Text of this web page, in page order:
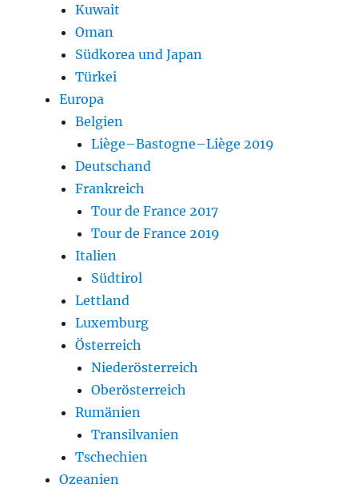
Kuwait
Oman
Südkorea und Japan
Türkei
Europa
Belgien
Liège–Bastogne–Liège 2019
Deutschand
Frankreich
Tour de France 2017
Tour de France 2019
Italien
Südtirol
Lettland
Luxemburg
Österreich
Niederösterreich
Oberösterreich
Rumänien
Transilvanien
Tschechien
Ozeanien